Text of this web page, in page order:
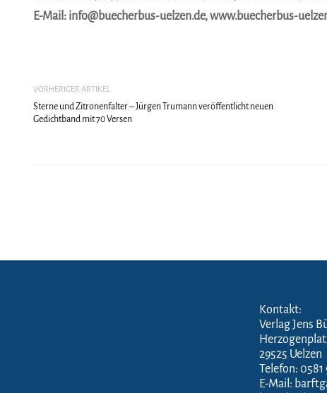
E-Mail: info@buecherbus-uelzen.de, www.buecherbus-
VORHERIGER ARTIKEL
Sterne und Zitronenfalter – Jürgen Trumann veröffentlicht neuen
Gedichtband mit 70 Versen
Kontakt:
Verlag Jens
29525 Uelzen
Telefon: 0581
E-Mail: